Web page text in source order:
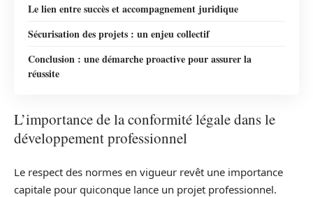
Le lien entre succès et accompagnement juridique
Sécurisation des projets : un enjeu collectif
Conclusion : une démarche proactive pour assurer la
réussite
L’importance de la conformité légale dans le
développement professionnel
Le respect des normes en vigueur revêt une importance
capitale pour quiconque lance un projet professionnel.